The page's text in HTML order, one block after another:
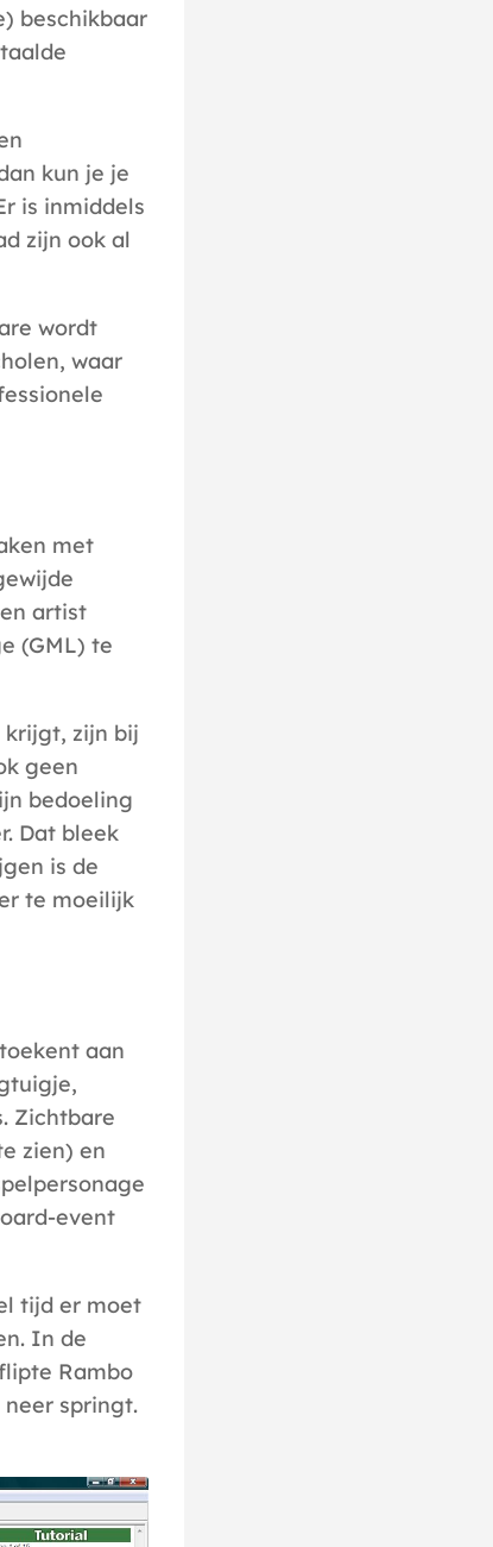
beschikbaar
kun je je
is inmiddels
zijn ook al
wordt
waar
met
artist
(GML) te
krijgt, zijn bij
geen
bedoeling
Dat bleek
is de
te moeilijk
aan
Zichtbare
zien) en
event
tijd er moet
In de
Rambo
springt.